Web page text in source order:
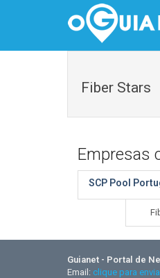
Fiber Stars
Empresas
SCP Pool
Guianet - Portal de
Email: clique para